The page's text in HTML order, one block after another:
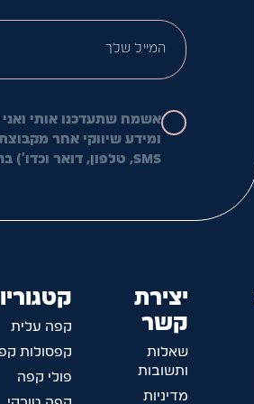
אשמח שתעדכנו אותי
ומידע שיווקי אחר
SMS, טלפון, דואר וכדו') בהתאם
יצירת
קשר
שאלות
ותשובות
מדיניות
קפה עלית
קפסולות
פולי קפה